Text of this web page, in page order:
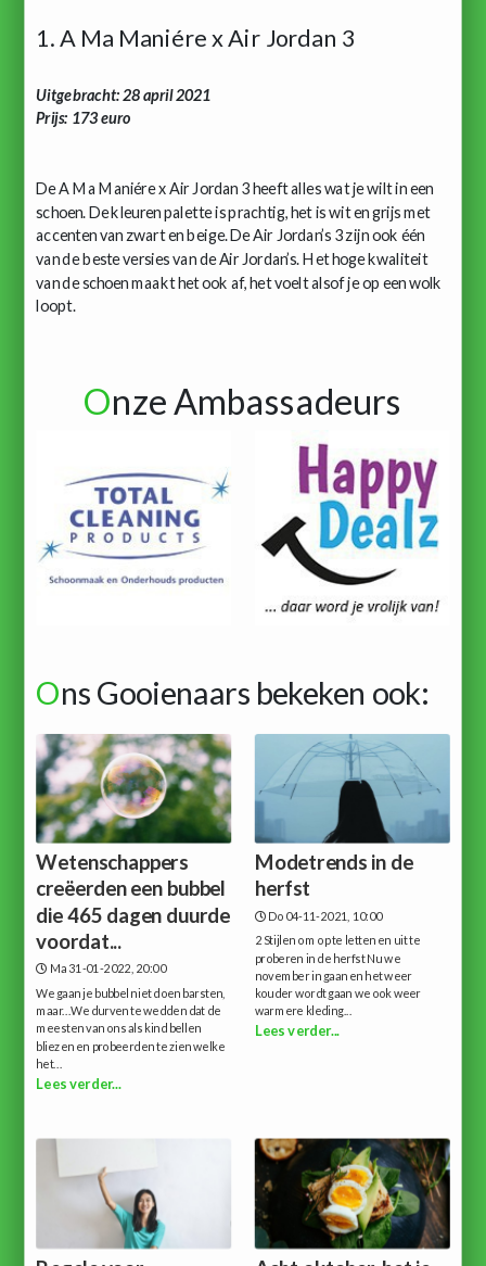
1. A Ma Maniére x Air Jordan 3
Uitgebracht: 28 april 2021
Prijs: 173 euro
De A Ma Maniére x Air Jordan 3 heeft alles wat je wilt in een
schoen. De kleuren palette is prachtig, het is wit en grijs met
accenten van zwart en beige. De Air Jordan’s 3 zijn ook één
van de beste versies van de Air Jordan’s. Het hoge kwaliteit
van de schoen maakt het ook af, het voelt alsof je op een wolk
loopt.
Onze Ambassadeurs
Ons Gooienaars bekeken ook:
Wetenschappers
creëerden een bubbel
die 465 dagen duurde
voordat...
Ma 31-01-2022, 20:00
We gaan je bubbel niet doen barsten,
maar...We durven te wedden dat de
meesten van ons als kind bellen
bliezen en probeerden te zien welke
het...
Lees verder...
Modetrends in de
herfst
Do 04-11-2021, 10:00
2 Stijlen om op te letten en uit te
proberen in de herfst Nu we
november in gaan en het weer
kouder wordt gaan we ook weer
warmere kleding...
Lees verder...